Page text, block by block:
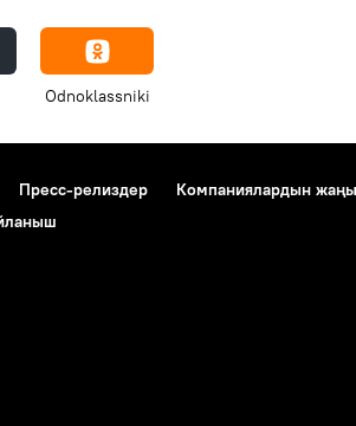
Odnoklassniki
Пресс-релиздер Компаниялардын